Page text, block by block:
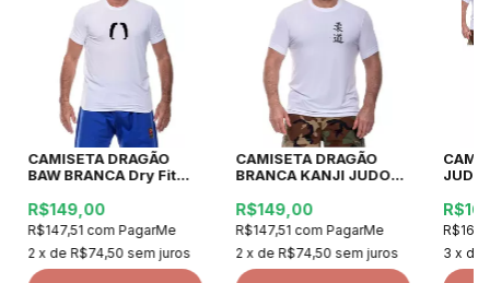
CAMISETA DRAGÃO
BAW BRANCA Dry Fit
R$149,00
R$147,51 com PagarMe
2 x de R$74,50 sem juros
CAMISETA DRAGÃO
BRANCA KANJI JUDO
R$149,00
R$147,51 com PagarMe
2 x de R$74,50 sem juros
JUDO
3 x de